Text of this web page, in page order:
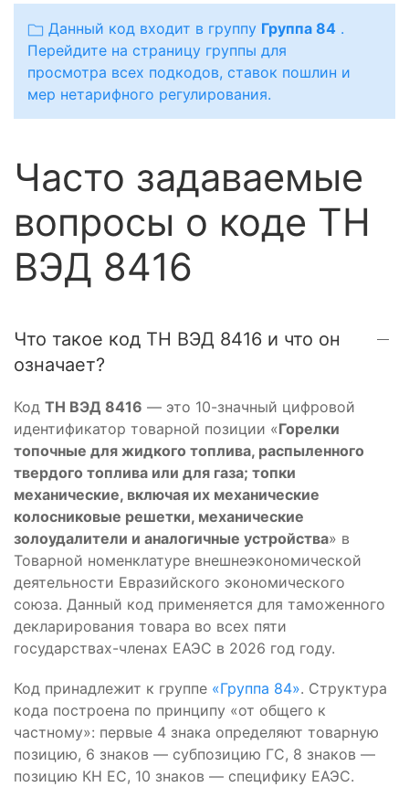
Данный код входит в группу Группа 84 .
Перейдите на страницу группы для
просмотра всех подкодов, ставок пошлин и
мер нетарифного регулирования.
Часто задаваемые
вопросы о коде ТН
ВЭД 8416
Что такое код ТН ВЭД 8416 и что он
означает?
Код ТН ВЭД 8416 — это 10-значный цифровой
идентификатор товарной позиции «Горелки
топочные для жидкого топлива, распыленного
твердого топлива или для газа; топки
механические, включая их механические
колосниковые решетки, механические
золоудалители и аналогичные устройства» в
Товарной номенклатуре внешнеэкономической
деятельности Евразийского экономического
союза. Данный код применяется для таможенного
декларирования товара во всех пяти
государствах-членах ЕАЭС в 2026 год году.
Код принадлежит к группе «Группа 84». Структура
кода построена по принципу «от общего к
частному»: первые 4 знака определяют товарную
позицию, 6 знаков — субпозицию ГС, 8 знаков —
позицию КН ЕС, 10 знаков — специфику ЕАЭС.